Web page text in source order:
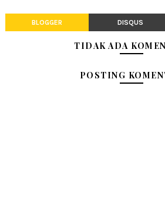
BLOGGER DISQUS
TIDAK ADA
POSTING